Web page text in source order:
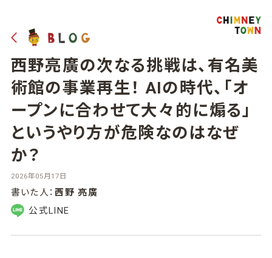
西野亮廣の次なる挑戦は、有名美
術館の事業再生！ AIの時代、「オ
ープンに合わせて大々的に煽る」
というやり方が危険なのはなぜ
か？
2026年05月17日
書いた人： 西野 亮廣
公式LINE